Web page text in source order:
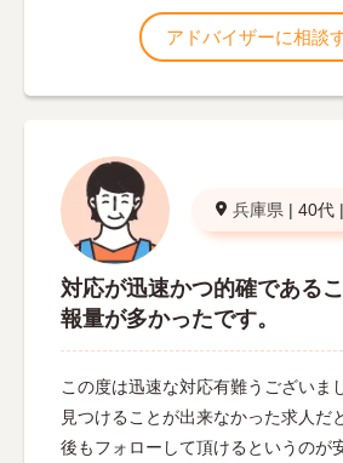
アドバイザーに相談
兵庫県 | 40代 |
対応が迅速かつ的確である
報量が多かったです。
この度は迅速な対応有難うございま
見つけることが出来なかった求人だ
後もフォローして頂けるというのが